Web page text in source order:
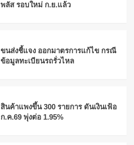
พลัส รอบใหม่ ก.ย.แล้ว
ขนส่งชี้แจง ออกมาตรการแก้ไข กรณี
ข้อมูลทะเบียนรถรั่วไหล
สินค้าแพงขึ้น 300 รายการ ดันเงินเฟ้อ
ก.ค.69 พุ่งต่อ 1.95%